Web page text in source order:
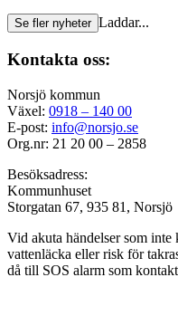
Se fler nyheter Laddar...
Kontakta oss:
Norsjö kommun
Växel: 0918 – 140 00
E-post: info@norsjo.se
Org.nr: 21 20 00 – 2858
Besöksadress:
Kommunhuset
Storgatan 67, 935 81, Norsjö
Vid akuta händelser som inte
vattenläcka ellerrisk för
då till SOS alarm som